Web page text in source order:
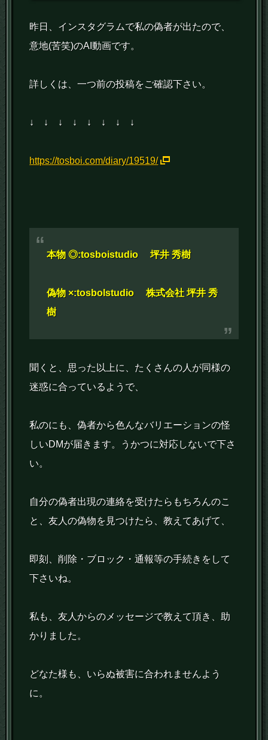
昨日、インスタグラムで私の偽者が出たので、
意地(苦笑)のAI動画です。
詳しくは、一つ前の投稿をご確認下さい。
↓ ↓ ↓ ↓ ↓ ↓ ↓ ↓
https://tosboi.com/diary/19519/
本物 ◎:tosboistudio 坪井 秀樹
偽物 ×:tosbolstudio 株式会社 坪井 秀
樹
聞くと、思った以上に、たくさんの人が同様の
迷惑に合っているようで、
私のにも、偽者から色んなバリエーションの怪
しいDMが届きます。うかつに対応しないで下さ
い。
自分の偽者出現の連絡を受けたらもちろんのこ
と、友人の偽物を見つけたら、教えてあげて、
即刻、削除・ブロック・通報等の手続きをして
下さいね。
私も、友人からのメッセージで教えて頂き、助
かりました。
どなた様も、いらぬ被害に合われませんよう
に。